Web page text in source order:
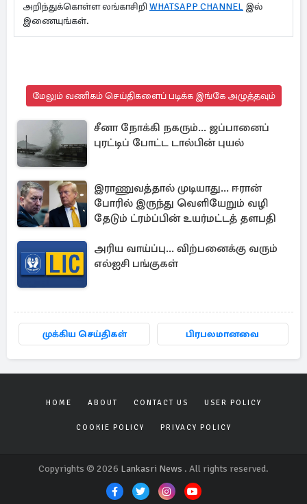
அறிந்துக்கொள்ள லங்காசிறி WHATSAPP CHANNEL இல்
இணையுங்கள்.
மேலும் வணிகம் செய்திகளைப் படிக்க இங்கே அழுத்தவும்
சீனா நோக்கி நகரும்... ஜப்பானைப்
புரட்டிப் போட்ட டால்பின் புயல்
இராணுவத்தால் முடியாது... ஈரான்
போரில் இருந்து வெளியேறும் வழி
தேடும் ட்ரம்ப்பின் உயர்மட்டத் தளபதி
அரிய வாய்ப்பு... விற்பனைக்கு வரும்
எல்ஐசி பங்குகள்
முக்கிய செய்திகள் பிரபலமானவை
HOME ABOUT CONTACT US USER POLICY
COOKIE POLICY PRIVACY POLICY
Copyrights © 2026 Lankasri News . All rights reserved.